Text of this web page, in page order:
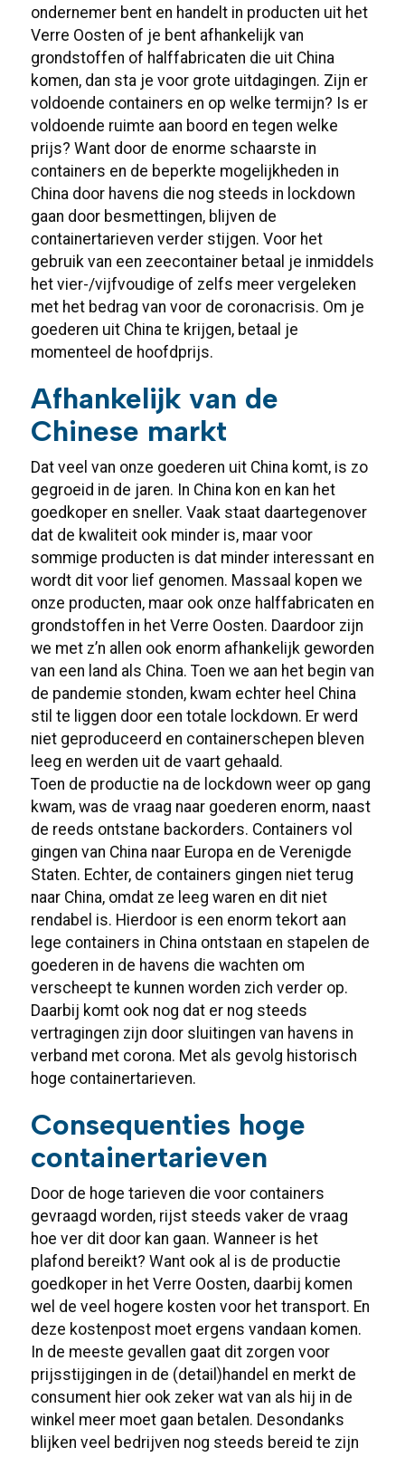
ondernemer bent en handelt in producten uit het
Verre Oosten of je bent afhankelijk van
grondstoffen of halffabricaten die uit China
komen, dan sta je voor grote uitdagingen. Zijn er
voldoende containers en op welke termijn? Is er
voldoende ruimte aan boord en tegen welke
prijs? Want door de enorme schaarste in
containers en de beperkte mogelijkheden in
China door havens die nog steeds in lockdown
gaan door besmettingen, blijven de
containertarieven verder stijgen. Voor het
gebruik van een zeecontainer betaal je inmiddels
het vier-/vijfvoudige of zelfs meer vergeleken
met het bedrag van voor de coronacrisis. Om je
goederen uit China te krijgen, betaal je
momenteel de hoofdprijs.
Afhankelijk van de
Chinese markt
Dat veel van onze goederen uit China komt, is zo
gegroeid in de jaren. In China kon en kan het
goedkoper en sneller. Vaak staat daartegenover
dat de kwaliteit ook minder is, maar voor
sommige producten is dat minder interessant en
wordt dit voor lief genomen. Massaal kopen we
onze producten, maar ook onze halffabricaten en
grondstoffen in het Verre Oosten. Daardoor zijn
we met z’n allen ook enorm afhankelijk geworden
van een land als China. Toen we aan het begin van
de pandemie stonden, kwam echter heel China
stil te liggen door een totale lockdown. Er werd
niet geproduceerd en containerschepen bleven
leeg en werden uit de vaart gehaald.
Toen de productie na de lockdown weer op gang
kwam, was de vraag naar goederen enorm, naast
de reeds ontstane backorders. Containers vol
gingen van China naar Europa en de Verenigde
Staten. Echter, de containers gingen niet terug
naar China, omdat ze leeg waren en dit niet
rendabel is. Hierdoor is een enorm tekort aan
lege containers in China ontstaan en stapelen de
goederen in de havens die wachten om
verscheept te kunnen worden zich verder op.
Daarbij komt ook nog dat er nog steeds
vertragingen zijn door sluitingen van havens in
verband met corona. Met als gevolg historisch
hoge containertarieven.
Consequenties hoge
containertarieven
Door de hoge tarieven die voor containers
gevraagd worden, rijst steeds vaker de vraag
hoe ver dit door kan gaan. Wanneer is het
plafond bereikt? Want ook al is de productie
goedkoper in het Verre Oosten, daarbij komen
wel de veel hogere kosten voor het transport. En
deze kostenpost moet ergens vandaan komen.
In de meeste gevallen gaat dit zorgen voor
prijsstijgingen in de (detail)handel en merkt de
consument hier ook zeker wat van als hij in de
winkel meer moet gaan betalen. Desondanks
blijken veel bedrijven nog steeds bereid te zijn